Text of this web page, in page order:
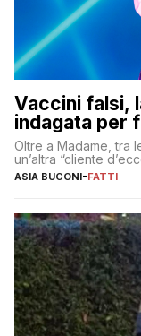
Vaccini falsi,
indagata per
Oltre a Madame, tra
un’altra “cliente
ASIA BUCONI-FATTI